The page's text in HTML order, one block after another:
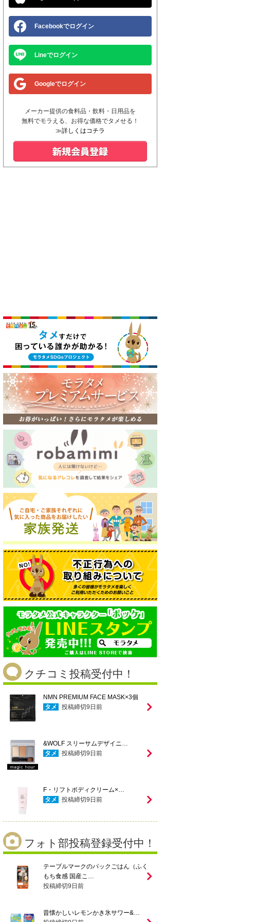
Facebookでログイン
Lineでログイン
Googleでログイン
メーカー提供の食料品・飲料・日用品を
無料でモラえる、お得な価格でタメせる！
≫詳しくはコチラ
クチコミ投稿受付中！
NMN PREMIUM FACE MASK×3個
タメ
投稿締切9 日前
&WOLF スリーサムデザイニ…
タメ
投稿締切9 日前
F・リフトボディクリーム×…
タメ
投稿締切9 日前
フォト部投稿登録受付中！
テーブルマークのパックごはん（ふく
もち食感 国産こ…
投稿締切9 日前
昔懐かしいレモンかき氷サワー&…